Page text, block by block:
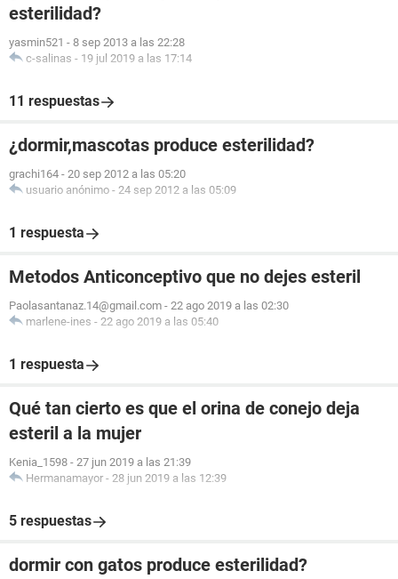
esterilidad?
yasmin521 - 8 sep 2013 a las 22:28
c-salinas - 19 jul 2019 a las 17:14
11 respuestas
¿dormir,mascotas produce esterilidad?
grachi164 - 20 sep 2012 a las 05:20
usuario anónimo - 24 sep 2012 a las 05:09
1 respuesta
Metodos Anticonceptivo que no dejes esteril
Paolasantanaz.14@gmail.com - 22 ago 2019 a las 02:30
marlene-ines - 22 ago 2019 a las 05:40
1 respuesta
Qué tan cierto es que el orina de conejo deja
esteril a la mujer
Kenia_1598 - 27 jun 2019 a las 21:39
Hermanamayor - 28 jun 2019 a las 12:39
5 respuestas
dormir con gatos produce esterilidad?